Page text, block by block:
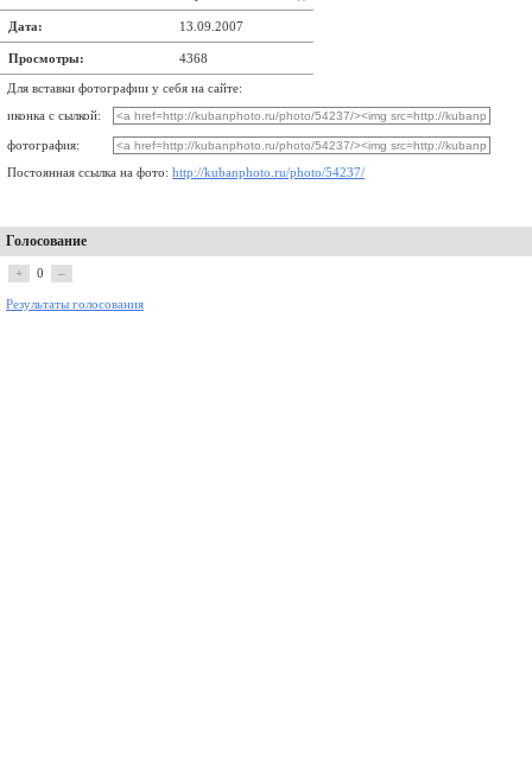
Дата: 13.09.2007
Просмотры: 4368
Для вставки фотографии у себя на сайте:
иконка с сылкой:
фотография:
Постоянная ссылка на фото: http://kubanphoto.ru/photo/54237/
Голосование
+ 0 –
Результаты голосования